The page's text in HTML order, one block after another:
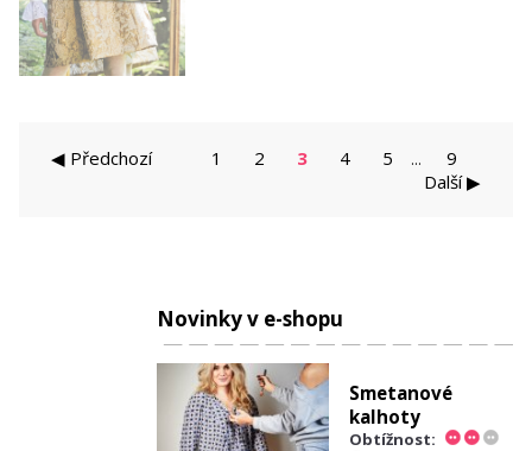
◀ Předchozí 1 2 3 4 5 ...
9
Další ▶
Novinky v e-shopu
Smetanové
kalhoty
Obtížnost: